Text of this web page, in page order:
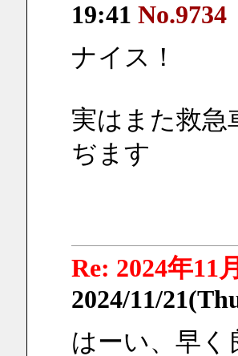
19:41 No.9734
ナイス！
実はまた救
ぢます
Re: 2024年11
2024/11/
はーい、早